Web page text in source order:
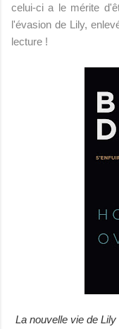
celui-ci a le mérite
l'évasion de Lily,
lecture !
La nouvelle vie de